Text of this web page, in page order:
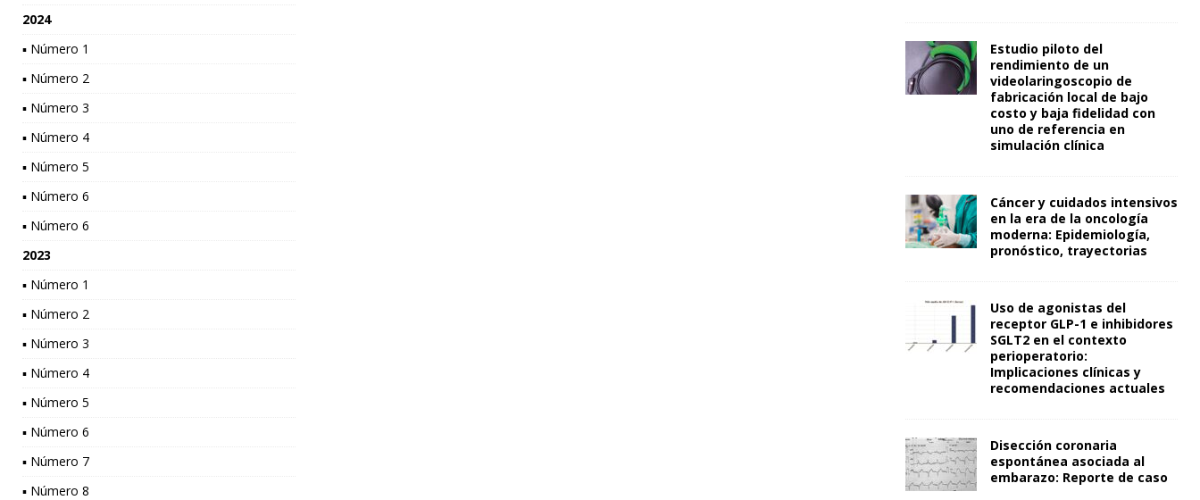
2024
▪ Número 1
▪ Número 2
▪ Número 3
▪ Número 4
▪ Número 5
▪ Número 6
▪ Número 6
2023
▪ Número 1
▪ Número 2
▪ Número 3
▪ Número 4
▪ Número 5
▪ Número 6
▪ Número 7
▪ Número 8
Estudio piloto del
rendimiento de un
videolaringoscopio de
fabricación local de bajo
costo y baja fidelidad con
uno de referencia en
simulación clínica
Cáncer y cuidados intensivos
en la era de la oncología
moderna: Epidemiología,
pronóstico, trayectorias
Uso de agonistas del
receptor GLP-1 e inhibidores
SGLT2 en el contexto
perioperatorio:
Implicaciones clínicas y
recomendaciones actuales
Disección coronaria
espontánea asociada al
embarazo: Reporte de caso